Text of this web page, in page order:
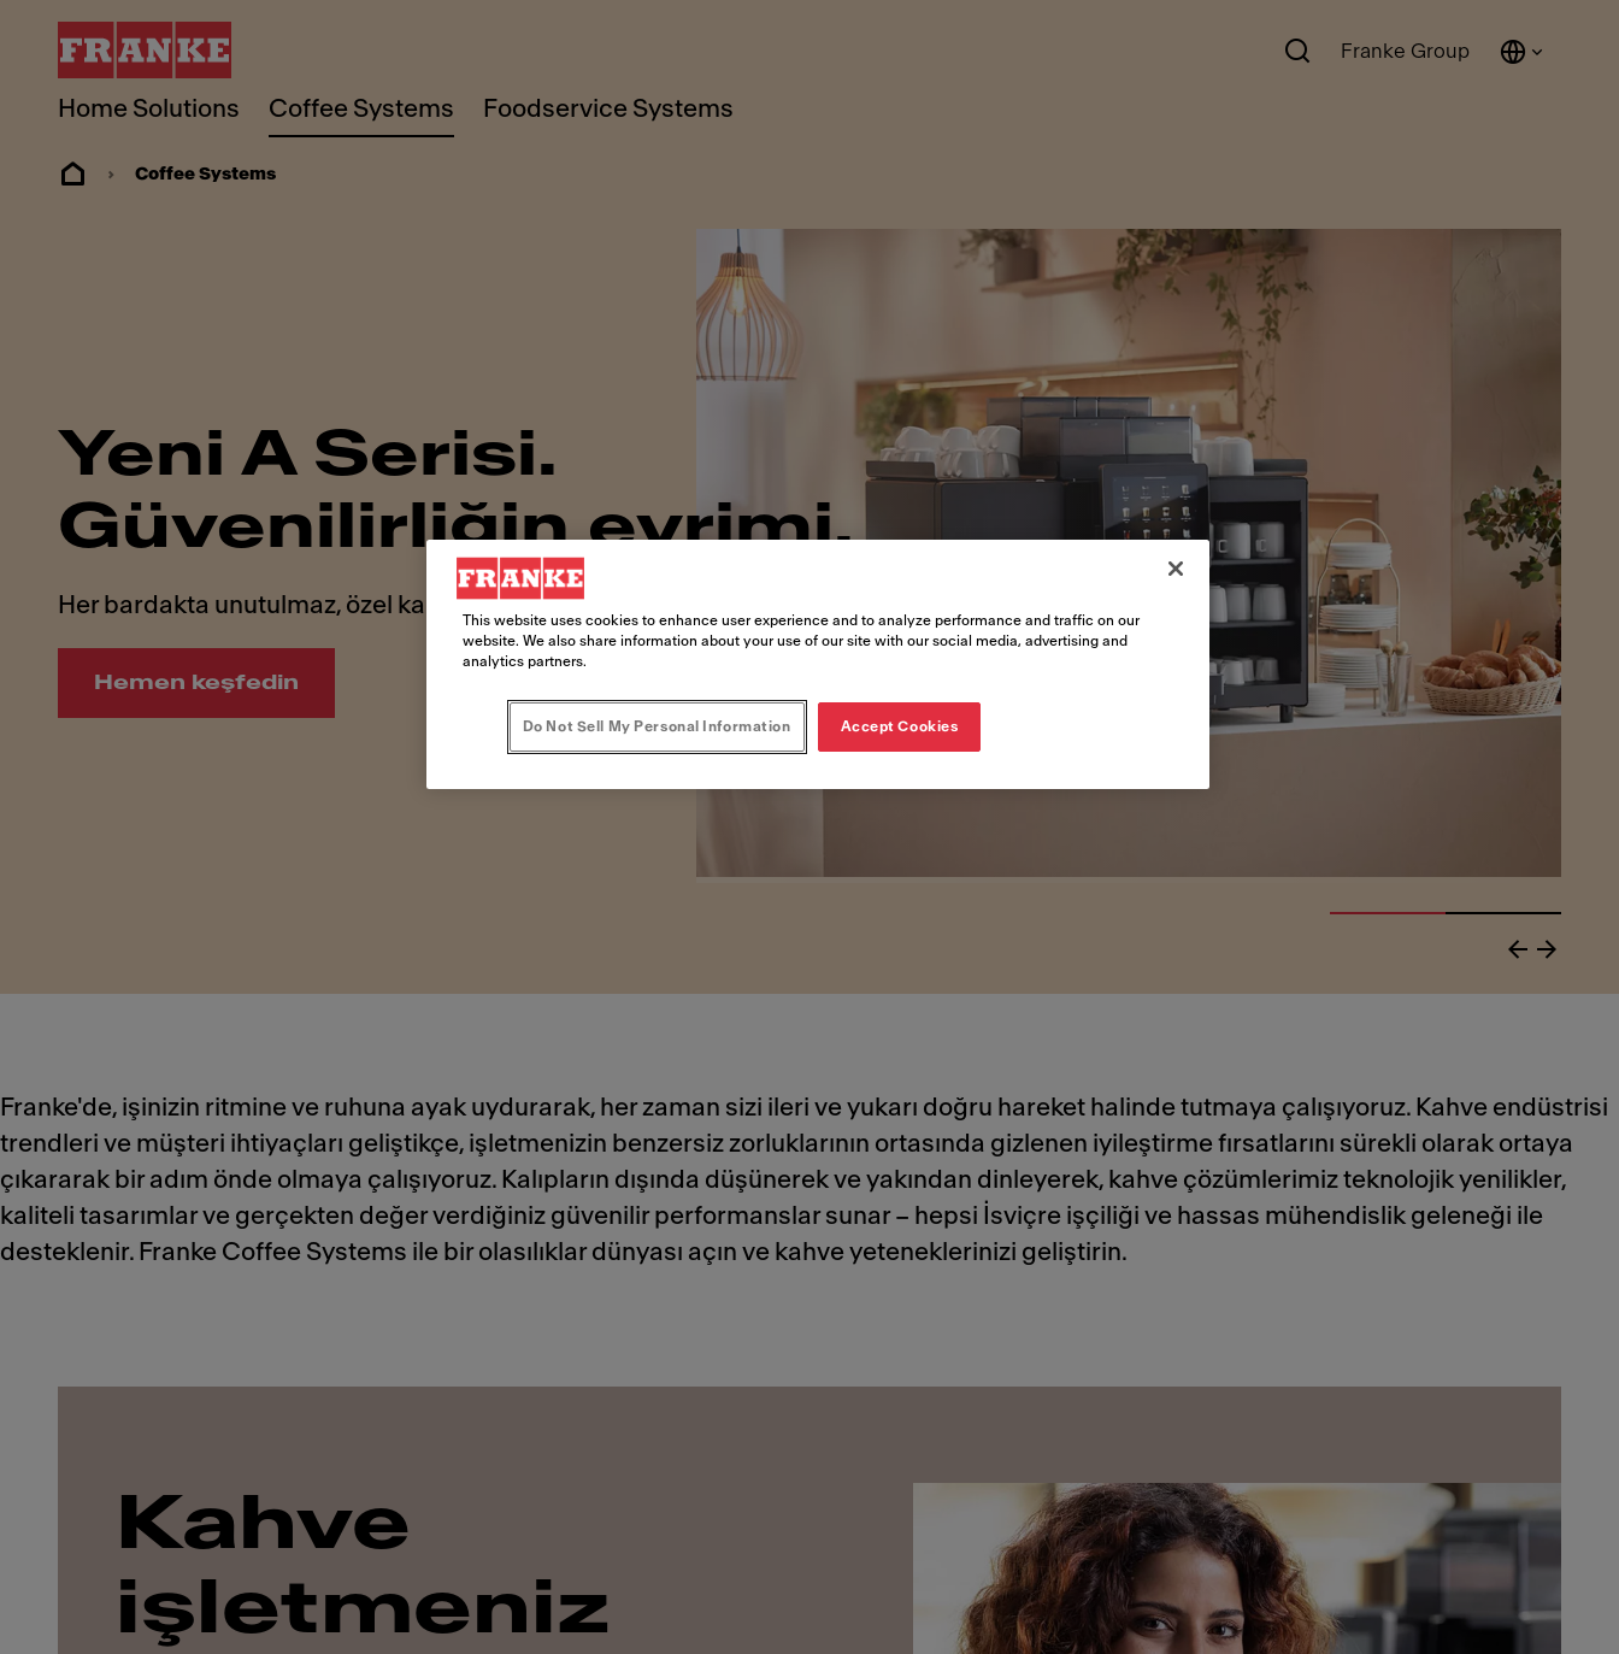
Home Solutions Coffee Systems Foodservice Systems
Franke Group
Coffee Systems
Yeni A Serisi.
Güvenilirliğin evrimi.
Her bardakta unutulmaz, özel kahve anları yaratın.
Hemen keşfedin
Franke'de, işinizin ritmine ve ruhuna ayak uydurarak, her zaman sizi ileri ve yukarı doğru hareket halinde tutmaya çalışıyoruz. Kahve endüstrisi
trendleri ve müşteri ihtiyaçları geliştikçe, işletmenizin benzersiz zorluklarının ortasında gizlenen iyileştirme fırsatlarını sürekli olarak ortaya
çıkararak bir adım önde olmaya çalışıyoruz. Kalıpların dışında düşünerek ve yakından dinleyerek, kahve çözümlerimiz teknolojik yenilikler,
kaliteli tasarımlar ve gerçekten değer verdiğiniz güvenilir performanslar sunar – hepsi İsviçre işçiliği ve hassas mühendislik geleneği ile
desteklenir. Franke Coffee Systems ile bir olasılıklar dünyası açın ve kahve yeteneklerinizi geliştirin.
Kahve
işletmeniz
This website uses cookies to enhance user experience and to analyze performance and traffic on our
website. We also share information about your use of our site with our social media, advertising and
analytics partners.
Do Not Sell My Personal Information Accept Cookies